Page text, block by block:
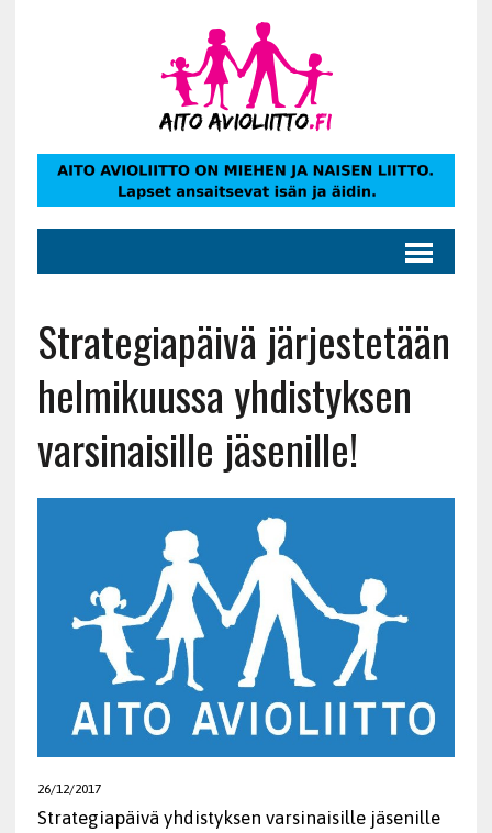
Strategiapäivä järjestetään
helmikuussa yhdistyksen
varsinaisille jäsenille!
26/12/2017
Strategiapäivä yhdistyksen varsinaisille jäsenille